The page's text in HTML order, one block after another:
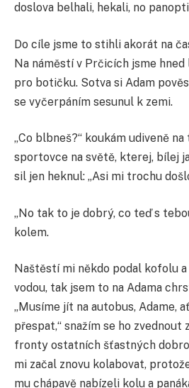
doslova belhali, hekali, no
Do cíle jsme to stihli akorát na
Na náměstí v Prčicích jsme
pro botičku. Sotva si Adam
se vyčerpáním sesunul k zemi.
„Co blbneš?“ koukám udiveně
sportovce na světě, kterej, bílej
sil jen heknul: „Asi mi trochu
„No tak to je dobrý, co teď s
kolem.
Naštěstí mi někdo podal kofolu
vodou, tak jsem to na Adama
„Musíme jít na autobus, Adame,
přespat,“ snažím se ho zvednout
fronty ostatních šťastných
mi začal znovu kolabovat,
mu chápavě nabízeli kolu a